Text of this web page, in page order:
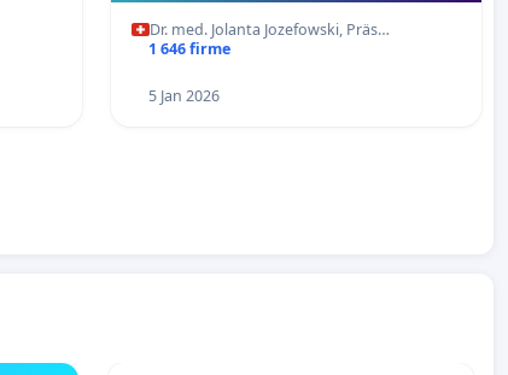
Dr. med. Jolanta Jozefowski, Präs…
1 646 firme
5 Jan 2026